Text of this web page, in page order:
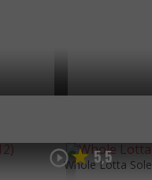
5,5
Whole Lotta Sole